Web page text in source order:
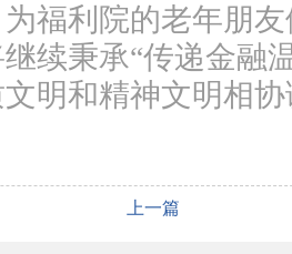
福利院的老年朋
续秉承“传递金融
明和精神文明相
上一篇